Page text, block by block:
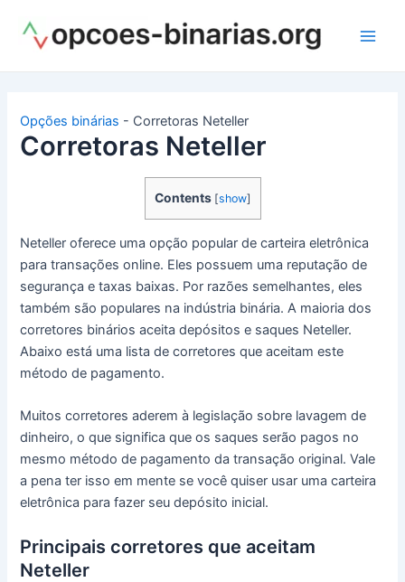
para
Opções binárias - Corretoras Neteller
Corretoras Neteller
Contents [show]
Neteller oferece uma opção popular de carteira eletrônica
para transações online. Eles possuem uma reputação de
segurança e taxas baixas. Por razões semelhantes, eles
também são populares na indústria binária.A maioria dos
corretores binários aceita depósitos e saques Neteller.
Abaixo está uma lista de corretores que aceitam este
método de pagamento.
Muitos corretores aderem à legislação sobre lavagem de
dinheiro, o que significa que os saques serão pagos no
mesmo método de pagamento da transação original.Vale
a pena ter isso em mente se você quiser usar uma carteira
eletrônica para fazer seu depósito inicial.
Principais corretores que aceitam
Neteller